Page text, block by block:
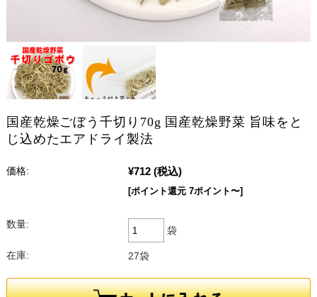
国産乾燥ごぼう千切り70g 国産乾燥野菜 旨味をと
じ込めたエアドライ製法
価格: ¥712 (税込)
[ポイント還元 7ポイント〜]
数量:
袋
在庫: 27袋